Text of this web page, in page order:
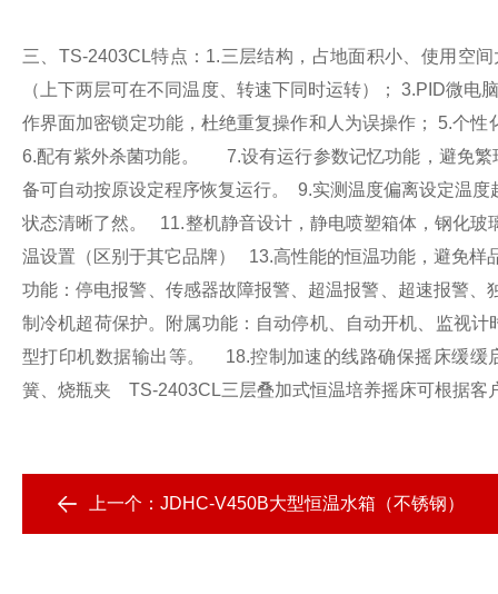
三、 TS-2403CL特点： 1.三层结构，占地面积小、使用空间
（上下两层可在不同温度、转速下同时运转）；
3.PID微电
作界面加密锁定功能，杜绝重复操作和人为误操作；
5.个性
6.配有紫外杀菌功能。 7.设有运行参数记忆功能，避免
备可自动按原设定程序恢复运行。
9.实测温度偏离设定温度
状态清晰了然。
11.整机静音设计，静电喷塑箱体，钢化玻
温设置（区别于其它品牌）
13.高性能的恒温功能，避免样
功能：停电报警、传感器故障报警、超温报警、超速报警、
制冷机超荷保护。附属功能：自动停机、自动开机、监视计
型打印机数据输出等。
18.控制加速的线路确保摇床缓缓
簧、烧瓶夹
TS-2403CL三层叠加式恒温培养摇床可根据客
上一个： JDHC-V450B大型恒温水箱（不锈钢）